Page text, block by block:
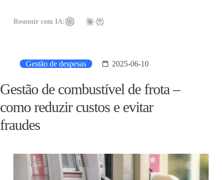
Resumir com IA:
Gestão de despesas 2025-06-10
Gestão de combustível de frota –
como reduzir custos e evitar
fraudes